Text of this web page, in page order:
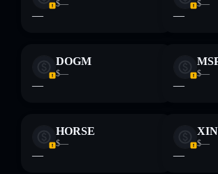
$—
—
$—
—
DOGM
$—
—
$—
—
HORSE
$—
—
XIN
$—
—